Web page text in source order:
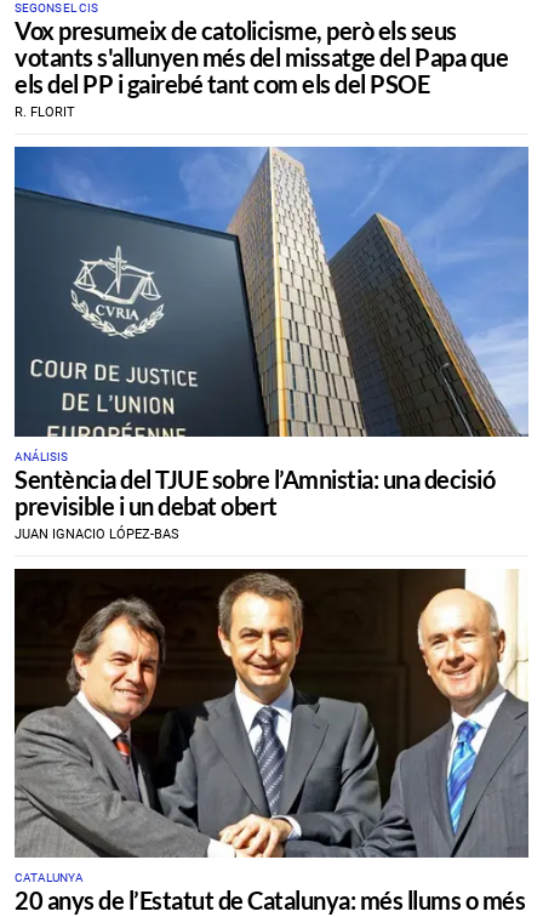
​SEGONS EL CIS
Vox presumeix de catolicisme, però els seus
votants s'allunyen més del missatge del Papa que
els del PP i gairebé tant com els del PSOE
R. FLORIT
ANÁLISIS
Sentència del TJUE sobre l’Amnistia: una decisió
previsible i un debat obert
JUAN IGNACIO LÓPEZ-BAS
CATALUNYA
20 anys de l’Estatut de Catalunya: més llums o més